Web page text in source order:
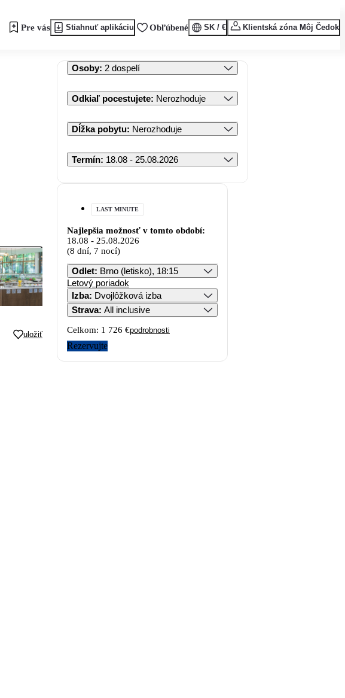
Pre vás Stiahnuť aplikáciu Obľúbené SK / € Klientská zóna Môj Čedok
uložiť
Osoby: 2 dospelí
Odkiaľ pocestujete: Nerozhoduje
Dĺžka pobytu: Nerozhoduje
Termín: 18.08 - 25.08.2026
LAST MINUTE
Najlepšia možnosť v tomto období:
18.08 - 25.08.2026
(8 dní, 7 nocí)
Odlet: Brno (letisko), 18:15
Letový poriadok
Izba: Dvojlôžková izba
Strava: All inclusive
Celkom: 1 726 €podrobnosti
Rezervujte